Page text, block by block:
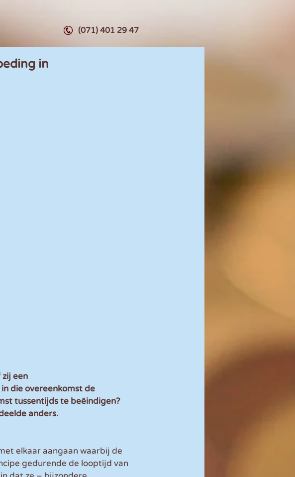
(071) 401 29 47
in
een
die overeenkomst de
tussentijds te beëindigen?
anders.
elkaar aangaan waarbij de
gedurende de looptijd van